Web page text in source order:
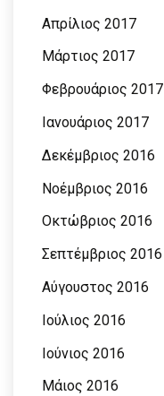
Απρίλιος 2017
Μάρτιος 2017
Φεβρουάριος 2017
Ιανουάριος 2017
Δεκέμβριος 2016
Νοέμβριος 2016
Οκτώβριος 2016
Σεπτέμβριος 2016
Αύγουστος 2016
Ιούλιος 2016
Ιούνιος 2016
Μάιος 2016